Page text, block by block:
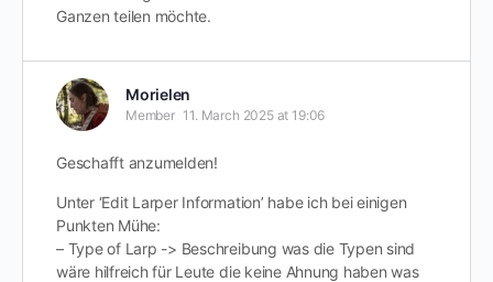
Ganzen teilen möchte.
Morielen
Member 11. March 2025 at 19:06
Geschafft anzumelden!
Unter ‘Edit Larper Information’ habe ich bei einigen
Punkten Mühe:
– Type of Larp -> Beschreibung was die Typen sind
wäre hilfreich für Leute die keine Ahnung haben was